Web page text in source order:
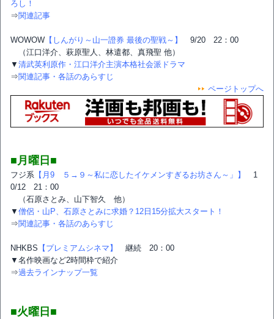
ろし！
⇒関連記事
WOWOW 【しんがり～山一證券 最後の聖戦～】
9/20 22：00
（江口洋介、萩原聖人、林遣都、真飛聖 他）
▼ 清武英利原作・江口洋介主演本格社会派ドラマ
⇒関連記事・各話のあらすじ
ページトップへ
■月曜日■
フジ系 【月9 ５→９～私に恋したイケメンすぎるお坊さん～」】
1
0/12 21：00
（石原さとみ、山下智久 他）
▼ 僧侶・山P、石原さとみに求婚？12日15分拡大スタート！
⇒関連記事・各話のあらすじ
NHKBS 【プレミアムシネマ】
継続 20：00
▼名作映画など2時間枠で紹介
⇒過去ラインナップ一覧
■火曜日■